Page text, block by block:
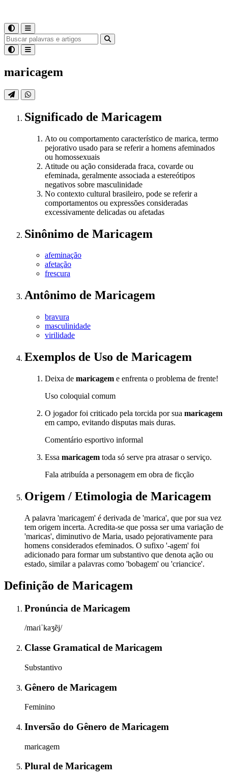
maricagem
Significado de Maricagem
Ato ou comportamento característico de marica, termo
pejorativo usado para se referir a homens afeminados
ou homossexuais
Atitude ou ação considerada fraca, covarde ou
efeminada, geralmente associada a estereótipos
negativos sobre masculinidade
No contexto cultural brasileiro, pode se referir a
comportamentos ou expressões consideradas
excessivamente delicadas ou afetadas
Sinônimo de Maricagem
afeminação
afetação
frescura
Antônimo de Maricagem
bravura
masculinidade
virilidade
Exemplos de Uso de Maricagem
Deixa de maricagem e enfrenta o problema de frente!
Uso coloquial comum
O jogador foi criticado pela torcida por sua maricagem
em campo, evitando disputas mais duras.
Comentário esportivo informal
Essa maricagem toda só serve pra atrasar o serviço.
Fala atribuída a personagem em obra de ficção
Origem / Etimologia de Maricagem
A palavra 'maricagem' é derivada de 'marica', que por sua vez
tem origem incerta. Acredita-se que possa ser uma variação de
'maricas', diminutivo de Maria, usado pejorativamente para
homens considerados efeminados. O sufixo '-agem' foi
adicionado para formar um substantivo que denota ação ou
estado, similar a palavras como 'bobagem' ou 'criancice'.
Definição de Maricagem
Pronúncia de Maricagem
/maɾiˈkaʒẽj/
Classe Gramatical de Maricagem
Substantivo
Gênero de Maricagem
Feminino
Inversão do Gênero de Maricagem
maricagem
Plural de Maricagem